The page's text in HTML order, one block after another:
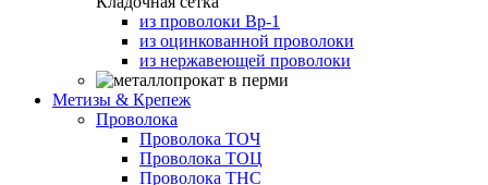
из проволоки Вр-1
из оцинкованной проволоки
из нержавеющей проволоки
Метизы & Крепеж
Проволока
Проволока ТОЧ
Проволока ТОЦ
Проволока ТНС